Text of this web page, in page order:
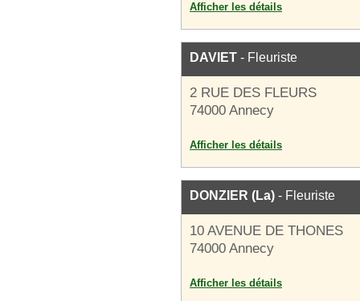
Afficher les détails
DAVIET - Fleuriste
2 RUE DES FLEURS
74000 Annecy
Afficher les détails
DONZIER (La) - Fleuriste
10 AVENUE DE THONES
74000 Annecy
Afficher les détails